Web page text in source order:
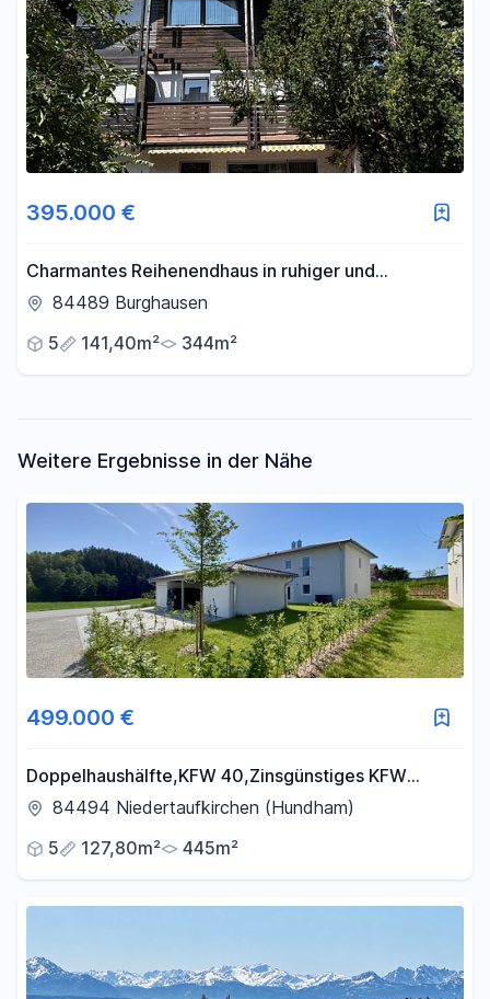
395.000 €
Charmantes Reihenendhaus in ruhiger und
zentrumsnaher Wohnlage von Burghausen
84489 Burghausen
5
141,40m² 344m²
Weitere Ergebnisse in der Nähe
499.000 €
Doppelhaushälfte,KFW 40,Zinsgünstiges KFW
Darlehen,PV-Anlage mit Speicher.
84494 Niedertaufkirchen (Hundham)
5
127,80m² 445m²